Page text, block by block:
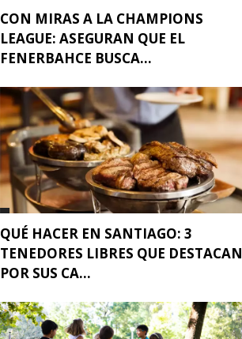
CON MIRAS A LA CHAMPIONS
LEAGUE: ASEGURAN QUE EL
FENERBAHCE BUSCA...
QUÉ HACER EN SANTIAGO: 3
TENEDORES LIBRES QUE DESTACAN
POR SUS CA...